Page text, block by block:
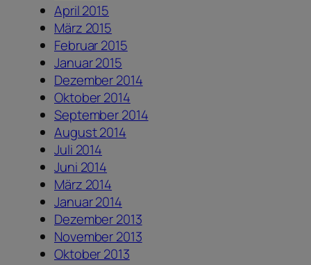
April 2015
März 2015
Februar 2015
Januar 2015
Dezember 2014
Oktober 2014
September 2014
August 2014
Juli 2014
Juni 2014
März 2014
Januar 2014
Dezember 2013
November 2013
Oktober 2013